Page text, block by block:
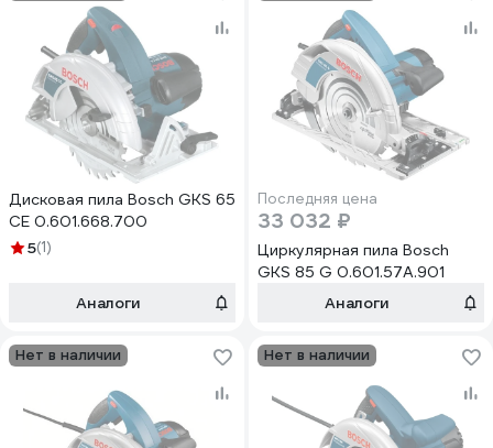
Дисковая пила Bosch GKS 65
CE 0.601.668.700
5(1)
Аналоги
Последняя цена
33 032 ₽
Циркулярная пила Bosch
GKS 85 G 0.601.57A.901
Аналоги
Нет в наличии Нет в наличии